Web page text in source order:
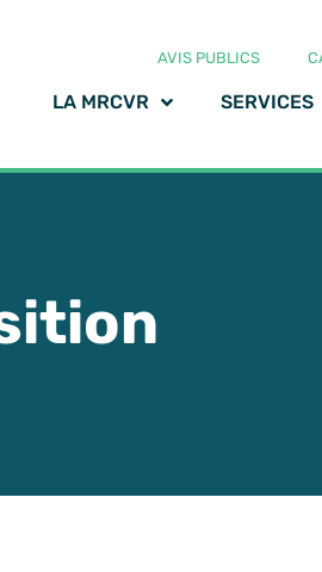
AVIS PUBLICS
LA MRCVR SERVICES